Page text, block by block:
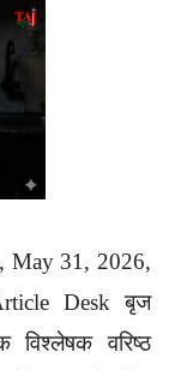
May 31, 2026,
Desk बृज
विश्लेषक वरिष्ठ